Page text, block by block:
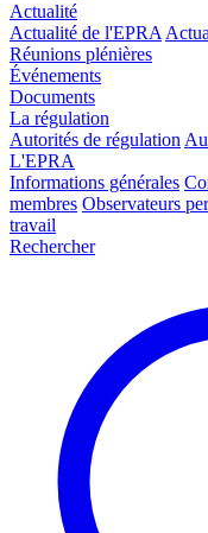
Actualité
Actualité de l'EPRA
Réunions plénières
Événements
Documents
La régulation
Autorités de régulation
L'EPRA
Informations générales
membres Observateurs
travail
Rechercher